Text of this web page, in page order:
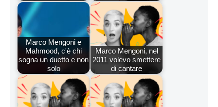
Marco Mengoni e
Mahmood, c'è chi
sogna un duetto e non
solo
Marco Mengoni, nel
2011 volevo smettere
di cantare